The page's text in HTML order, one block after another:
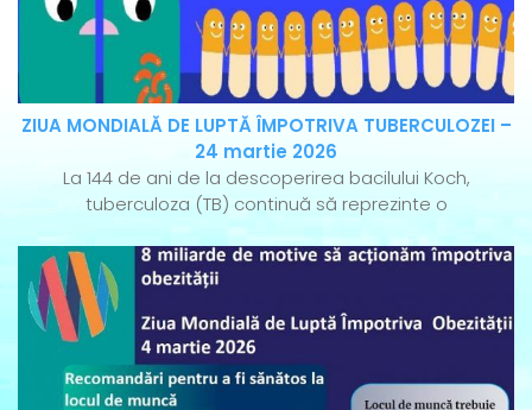
ZIUA MONDIALĂ DE LUPTĂ ÎMPOTRIVA TUBERCULOZEI –
24 martie 2026
La 144 de ani de la descoperirea bacilului Koch,
tuberculoza (TB) continuă să reprezinte o